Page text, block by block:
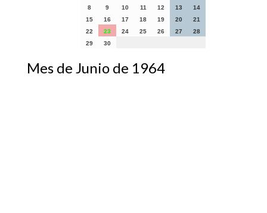
8
9 10 11 12 13
14
15
16 17 18 19 20
21
22
23 24 25 26 27
28
29
30
Mes de Junio de 1964